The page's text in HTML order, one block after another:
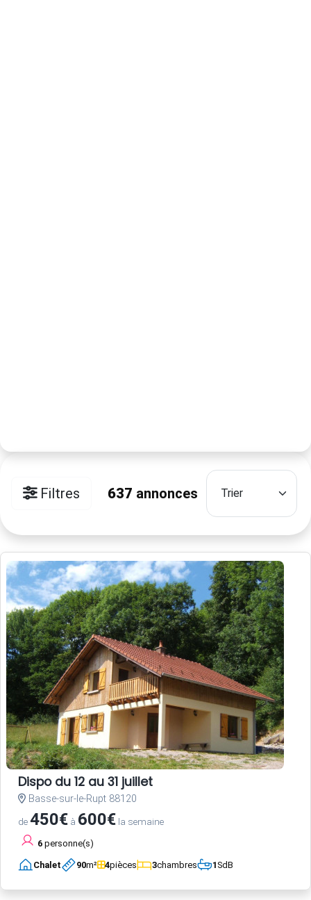
Filtres 637 annonces
Dispo du 12 au 31 juillet
Basse-sur-le-Rupt 88120
de450€ à 600€ la semaine
6 personne(s)
Chalet 90m² 4pièces 3chambres 1SdB